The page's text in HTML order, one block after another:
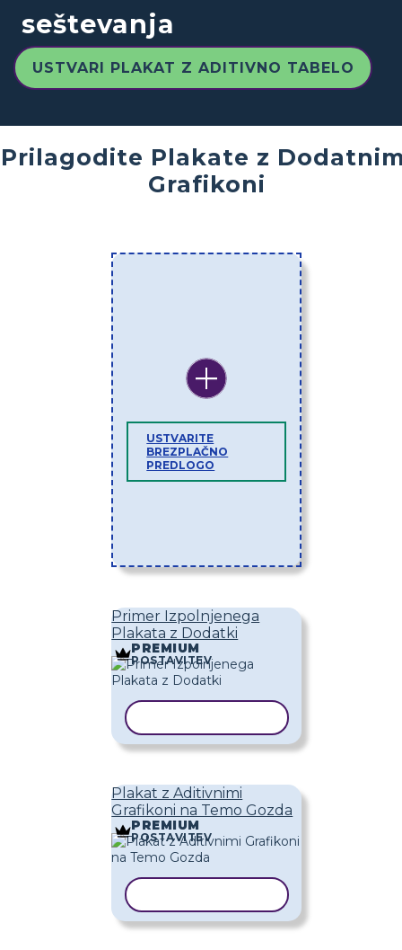
seštevanja
USTVARI PLAKAT Z ADITIVNO TABELO
Prilagodite Plakate z
Grafikoni
USTVARITE
BREZPLAČNO
PREDLOGO
Primer Izpolnjenega
Plakata z Dodatki
PREMIUM
POSTAVITEV
Plakat z Aditivnimi
Grafikoni na Temo Gozda
PREMIUM
POSTAVITEV